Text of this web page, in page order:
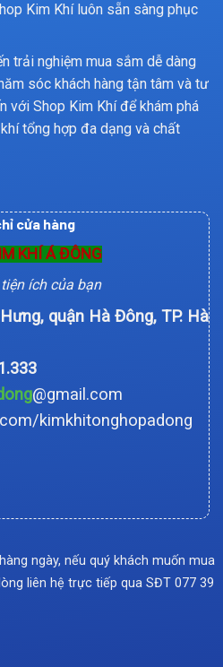
Kim Khí luôn sẵn sàng phục
trải nghiệm mua sắm dễ dàng
sóc khách hàng tận tâm và tư
với Shop Kim Khí để khám phá
tổng hợp đa dạng và chất
cửa hàng
KHÍ Á ĐÔNG
ích của bạn
quận Hà Đông, TP. Hà
@gmail.com
kimkhitonghopadong
ngày, nếu quý khách muốn mua
liên hệ trực tiếp qua SĐT 077 39